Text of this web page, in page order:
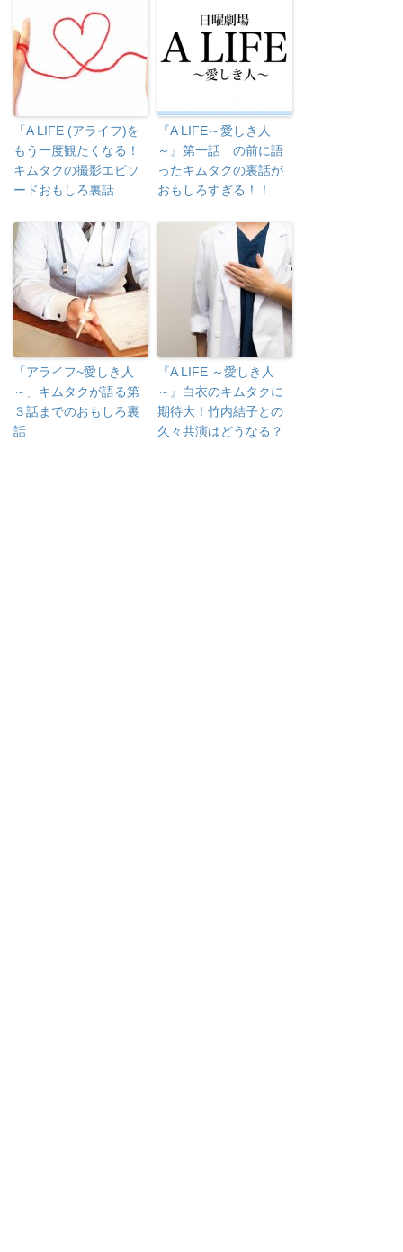
「A LIFE (アライフ)を
もう一度観たくなる！
キムタクの撮影エピソ
ードおもしろ裏話
『A LIFE～愛しき人
～』第一話 の前に語
ったキムタクの裏話が
おもしろすぎる！！
「アライフ~愛しき人
～」キムタクが語る第
３話までのおもしろ裏
話
『A LIFE ～愛しき人
～』白衣のキムタクに
期待大！竹内結子との
久々共演はどうなる？